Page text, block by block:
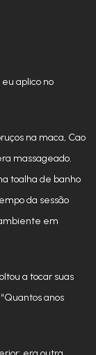
aplico no
na maca, Cao
massageado.
toalha de banho
da sessão
em
a tocar suas
anos